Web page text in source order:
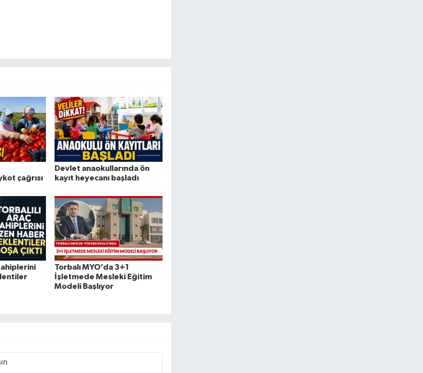
çağrısı
Devlet anaokullarında ön
kayıt heyecanı başladı
Torbalı MYO’da 3+1
İşletmede Mesleki Eğitim
Modeli Başlıyor